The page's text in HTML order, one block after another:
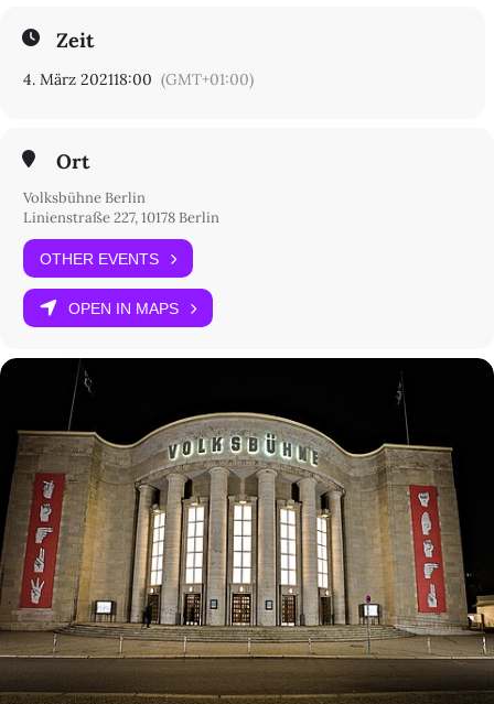
Zeit
4. März 202118:00 (GMT+01:00)
Ort
Volksbühne Berlin
Linienstraße 227, 10178 Berlin
OTHER EVENTS
OPEN IN MAPS